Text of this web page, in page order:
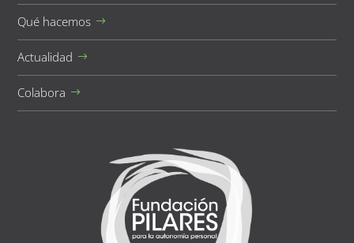
Qué hacemos
Actualidad
Colabora